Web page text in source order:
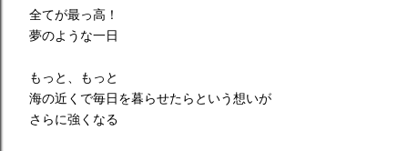
全てが最っ高！
夢のような一日
もっと、もっと
海の近くで毎日を暮らせたらという想いが
さらに強くなる